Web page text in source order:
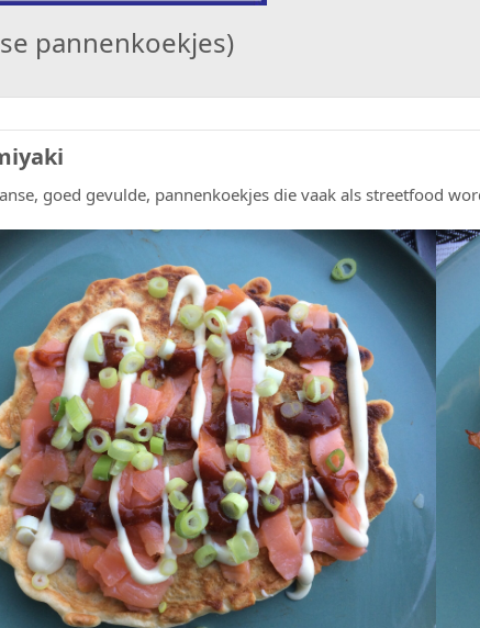
pannenkoekjes)
goed gevulde, pannenkoekjes die vaak als streetfood